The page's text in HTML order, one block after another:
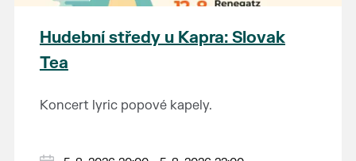
Hudební středy u Kapra: Slovak
Tea
Koncert lyric popové kapely.